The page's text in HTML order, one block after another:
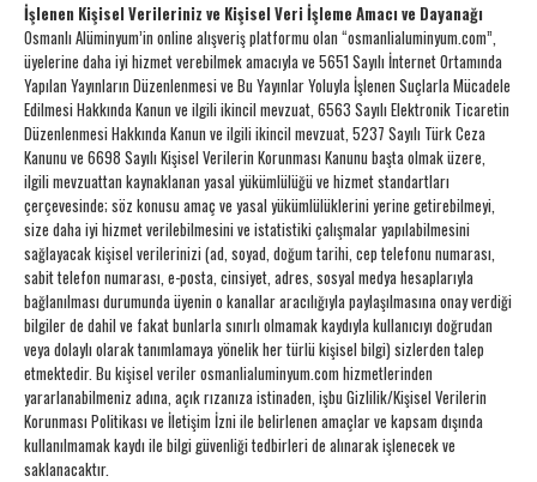
İşlenen Kişisel Verileriniz ve Kişisel Veri İşleme Amacı ve Dayanağı
Osmanlı Alüminyum’in online alışveriş platformu olan “osmanlialuminyum.com”,
üyelerine daha iyi hizmet verebilmek amacıyla ve 5651 Sayılı İnternet Ortamında
Yapılan Yayınların Düzenlenmesi ve Bu Yayınlar Yoluyla İşlenen Suçlarla Mücadele
Edilmesi Hakkında Kanun ve ilgili ikincil mevzuat, 6563 Sayılı Elektronik Ticaretin
Düzenlenmesi Hakkında Kanun ve ilgili ikincil mevzuat, 5237 Sayılı Türk Ceza
Kanunu ve 6698 Sayılı Kişisel Verilerin Korunması Kanunu başta olmak üzere,
ilgili mevzuattan kaynaklanan yasal yükümlülüğü ve hizmet standartları
çerçevesinde; söz konusu amaç ve yasal yükümlülüklerini yerine getirebilmeyi,
size daha iyi hizmet verilebilmesini ve istatistiki çalışmalar yapılabilmesini
sağlayacak kişisel verilerinizi (ad, soyad, doğum tarihi, cep telefonu numarası,
sabit telefon numarası, e-posta, cinsiyet, adres, sosyal medya hesaplarıyla
bağlanılması durumunda üyenin o kanallar aracılığıyla paylaşılmasına onay verdiği
bilgiler de dahil ve fakat bunlarla sınırlı olmamak kaydıyla kullanıcıyı doğrudan
veya dolaylı olarak tanımlamaya yönelik her türlü kişisel bilgi) sizlerden talep
etmektedir. Bu kişisel veriler osmanlialuminyum.com hizmetlerinden
yararlanabilmeniz adına, açık rızanıza istinaden, işbu Gizlilik/Kişisel Verilerin
Korunması Politikası ve İletişim İzni ile belirlenen amaçlar ve kapsam dışında
kullanılmamak kaydı ile bilgi güvenliği tedbirleri de alınarak işlenecek ve
saklanacaktır.